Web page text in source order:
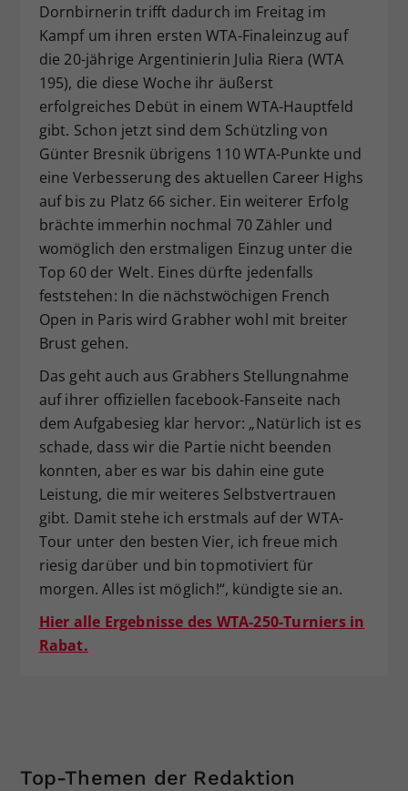
Dornbirnerin trifft dadurch im Freitag im
Kampf um ihren ersten WTA-Finaleinzug auf
die 20-jährige Argentinierin Julia Riera (WTA
195), die diese Woche ihr äußerst
erfolgreiches Debüt in einem WTA-Hauptfeld
gibt. Schon jetzt sind dem Schützling von
Günter Bresnik übrigens 110 WTA-Punkte und
eine Verbesserung des aktuellen Career Highs
auf bis zu Platz 66 sicher. Ein weiterer Erfolg
brächte immerhin nochmal 70 Zähler und
womöglich den erstmaligen Einzug unter die
Top 60 der Welt. Eines dürfte jedenfalls
feststehen: In die nächstwöchigen French
Open in Paris wird Grabher wohl mit breiter
Brust gehen.
Das geht auch aus Grabhers Stellungnahme
auf ihrer offiziellen facebook-Fanseite nach
dem Aufgabesieg klar hervor: „Natürlich ist es
schade, dass wir die Partie nicht beenden
konnten, aber es war bis dahin eine gute
Leistung, die mir weiteres Selbstvertrauen
gibt. Damit stehe ich erstmals auf der WTA-
Tour unter den besten Vier, ich freue mich
riesig darüber und bin topmotiviert für
morgen. Alles ist möglich!“, kündigte sie an.
Hier alle Ergebnisse des WTA-250-Turniers in
Rabat.
Top-Themen der Redaktion